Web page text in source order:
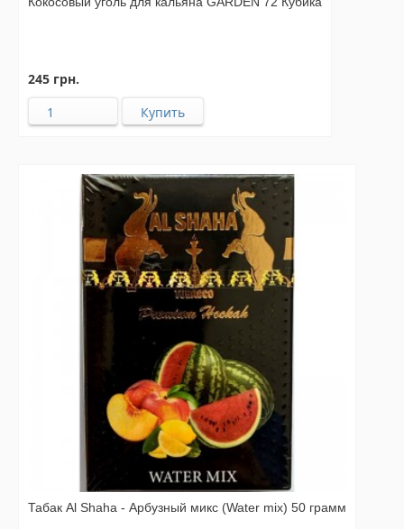
245 грн.
Табак Al Shaha - Арбузный микс (Water mix) 50 грамм